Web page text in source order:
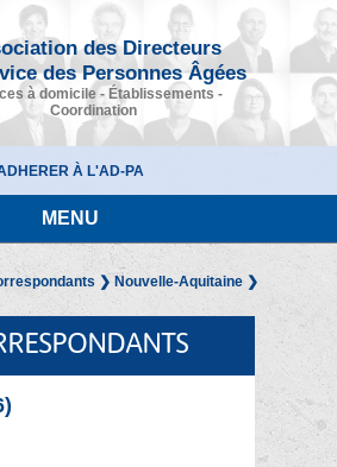
des Directeurs
des Personnes Âgées
à domicile - Établissements -
Coordination
À L'AD-PA
MENU
❯ Nouvelle-Aquitaine ❯